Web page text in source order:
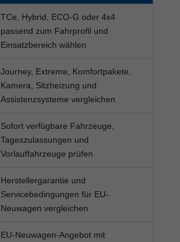
TCe, Hybrid, ECO-G oder 4x4
passend zum Fahrprofil und
Einsatzbereich wählen
Journey, Extreme, Komfortpakete,
Kamera, Sitzheizung und
Assistenzsysteme vergleichen
Sofort verfügbare Fahrzeuge,
Tageszulassungen und
Vorlauffahrzeuge prüfen
Herstellergarantie und
Servicebedingungen für EU-
Neuwagen vergleichen
EU-Neuwagen-Angebot mit